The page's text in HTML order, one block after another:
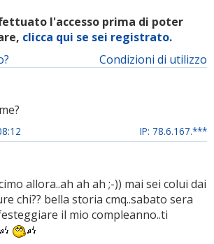
l'accesso prima di poter
clicca qui se sei registrato.
Condizioni di utilizzo
IP: 78.6.167.***
allora..ah ah ah ;-)) mai sei colui dai
chi?? bella storia cmq..sabato sera
il mio compleanno..ti